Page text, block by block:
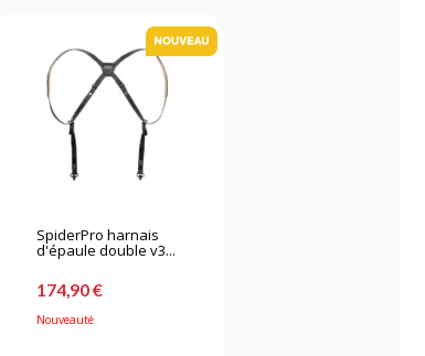
SpiderPro harnais
d'épaule double v3...
174,90 €
Nouveauté